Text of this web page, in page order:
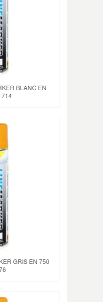
BLANC EN
GRIS EN 750